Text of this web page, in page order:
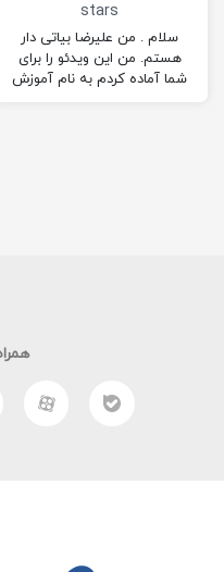
stars
سلام . من علیرضا بیاتی دار
هستم. من این ویدئو را برای
شما آماده کردم به نام آموزش